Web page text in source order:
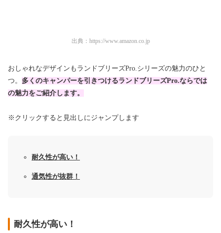
出典： https://www.amazon.co.jp
おしゃれなデザインもランドブリーズPro.シリーズの魅力のひと
つ。 多くのキャンパーを引きつけるランドブリーズPro.ならでは
の魅力をご紹介します。
※クリックすると見出しにジャンプします
耐久性が高い！
通気性が抜群！
耐久性が高い！